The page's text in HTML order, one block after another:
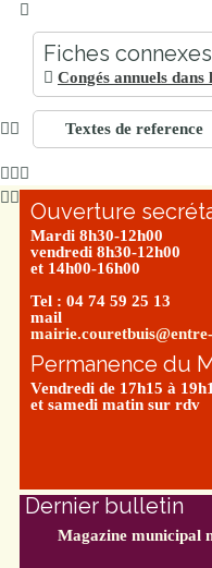
Fiches connexes
Congés annuels
Textes de reference
Ouverture
Mardi 8h30-12h00
vendredi 8h30-12h00
et 14h00-16h00
Tel : 04 74 59 25 13
mail
Permanence du
Vendredi de 17h15 à
et samedi matin sur rdv
Dernier bulletin
Magazine municipal